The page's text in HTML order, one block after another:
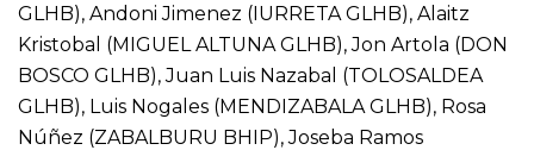
GLHB), Andoni Jimenez (IURRETA GLHB), Alaitz
Kristobal (MIGUEL ALTUNA GLHB), Jon Artola (DON
BOSCO GLHB), Juan Luis Nazabal (TOLOSALDEA
GLHB), Luis Nogales (MENDIZABALA GLHB), Rosa
Núñez (ZABALBURU BHIP), Joseba Ramos